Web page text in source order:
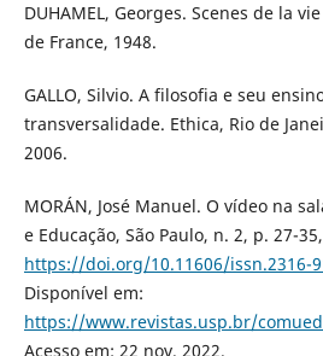
DUHAMEL, Georges. Scenes de la
de France, 1948.
GALLO, Silvio. A filosofia e seu
transversalidade. Ethica, Rio de
2006.
MORÁN, José Manuel. O vídeo na
e Educação, São Paulo, n. 2, p. 27-
https://doi.org/10.11606/issn.2316-
Disponível em:
https://www.revistas.usp.br/
Acesso em: 22 nov. 2022.